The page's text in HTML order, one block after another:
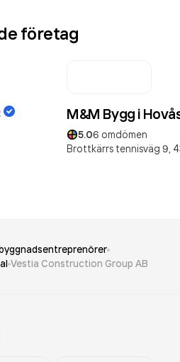
företag
M&M Bygg i
5.06 omdömen
Brottkärrs tennisväg 9,
Vestia Construction Group AB